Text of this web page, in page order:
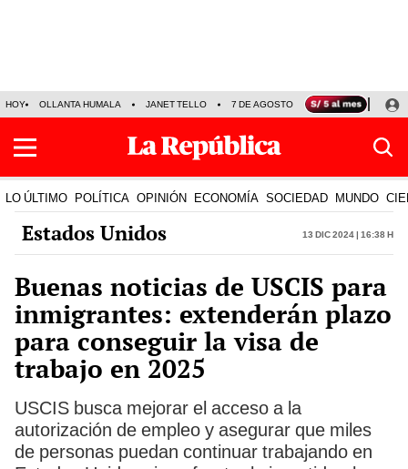
HOY OLLANTA HUMALA JANET TELLO 7 DE AGOSTO TINKA RESULTADOS
LO ÚLTIMO POLÍTICA OPINIÓN ECONOMÍA SOCIEDAD MUNDO
Estados Unidos 13 Dic 2024 | 16:38 h
Buenas noticias de USCIS para
inmigrantes: extenderán plazo
para conseguir la visa de
trabajo en 2025
USCIS busca mejorar el acceso a la
autorización de empleo y asegurar que miles
de personas puedan continuar trabajando en